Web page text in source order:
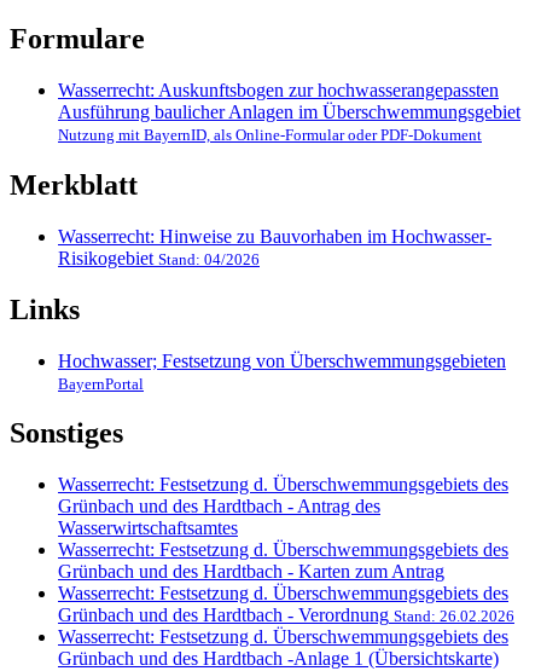
Formulare
Wasserrecht: Auskunftsbogen zur hochwasserangepassten
Ausführung baulicher Anlagen im Überschwemmungsgebiet
Nutzung mit BayernID, als Online-Formular oder PDF-Dokument
Merkblatt
Wasserrecht: Hinweise zu Bauvorhaben im Hochwasser-
Risikogebiet Stand: 04/2026
Links
Hochwasser; Festsetzung von Überschwemmungsgebieten
BayernPortal
Sonstiges
Wasserrecht: Festsetzung d. Überschwemmungsgebiets des
Grünbach und des Hardtbach - Antrag des
Wasserwirtschaftsamtes
Wasserrecht: Festsetzung d. Überschwemmungsgebiets des
Grünbach und des Hardtbach - Karten zum Antrag
Wasserrecht: Festsetzung d. Überschwemmungsgebiets des
Grünbach und des Hardtbach - Verordnung Stand: 26.02.2026
Wasserrecht: Festsetzung d. Überschwemmungsgebiets des
Grünbach und des Hardtbach -Anlage 1 (Übersichtskarte)